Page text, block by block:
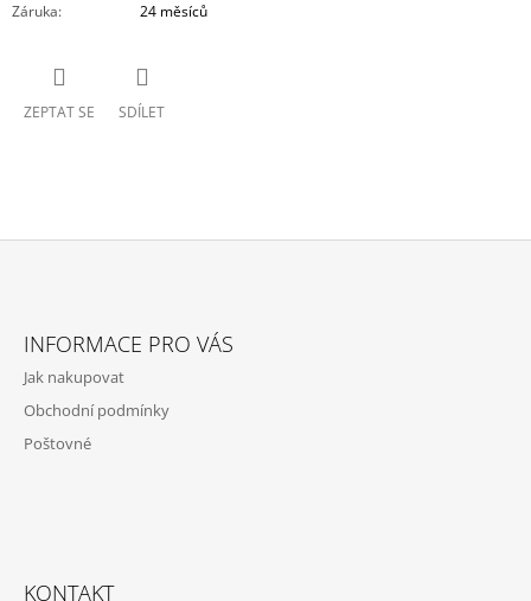
Záruka: 24 měsíců
ZEPTAT SE SDÍLET
INFORMACE PRO VÁS
Jak nakupovat
Obchodní podmínky
Poštovné
KONTAKT